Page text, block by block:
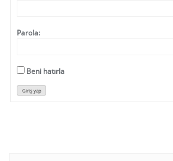
Parola:
Beni hatırla
Giriş yap